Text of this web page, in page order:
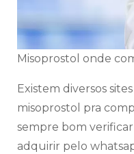
Misoprostol onde
Existem diversos
misoprostol pra
sempre bom
adquirir pelo